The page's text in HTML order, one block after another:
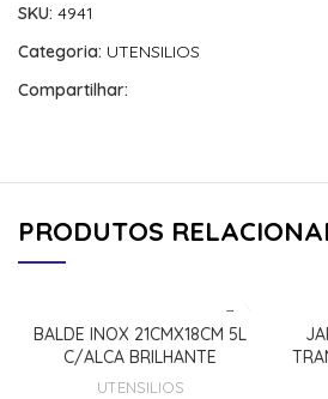
SKU: 4941
Categoria: UTENSILIOS
Compartilhar:
PRODUTOS
BALDE INOX 21CMX18CM 5L
C/ALCA BRILHANTE
UTENSILIOS